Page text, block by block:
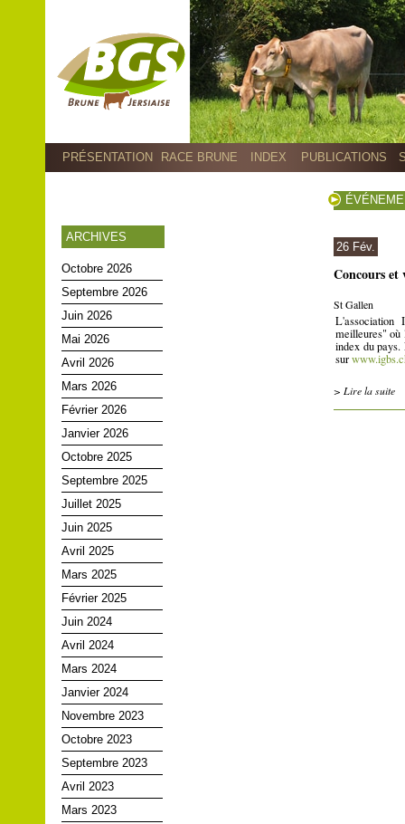
PRÉSENTATION RACE BRUNE INDEX PUBLICATIONS
ARCHIVES
Octobre 2026
Septembre 2026
Juin 2026
Mai 2026
Avril 2026
Mars 2026
Février 2026
Janvier 2026
Octobre 2025
Septembre 2025
Juillet 2025
Juin 2025
Avril 2025
Mars 2025
Février 2025
Juin 2024
Avril 2024
Mars 2024
Janvier 2024
Novembre 2023
Octobre 2023
Septembre 2023
Avril 2023
Mars 2023
26 Fév.
Concours et
St Gallen
L'association
meilleures" où
index du pays.
sur
> Lire la suite